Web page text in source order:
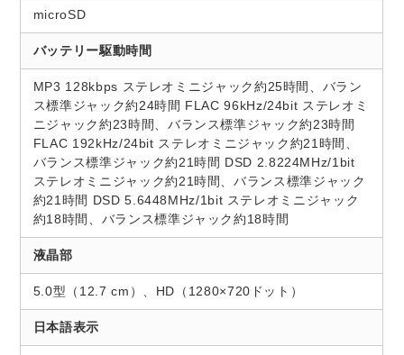
microSD
バッテリー駆動時間
MP3 128kbps ステレオミニジャック約25時間、バラン
ス標準ジャック約24時間 FLAC 96kHz/24bit ステレオミ
ニジャック約23時間、バランス標準ジャック約23時間
FLAC 192kHz/24bit ステレオミニジャック約21時間、
バランス標準ジャック約21時間 DSD 2.8224MHz/1bit
ステレオミニジャック約21時間、バランス標準ジャック
約21時間 DSD 5.6448MHz/1bit ステレオミニジャック
約18時間、バランス標準ジャック約18時間
液晶部
5.0型（12.7 cm）、HD（1280×720ドット）
日本語表示